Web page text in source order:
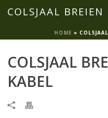
COLSJAAL
HOME »
COLSJAAL
KABEL